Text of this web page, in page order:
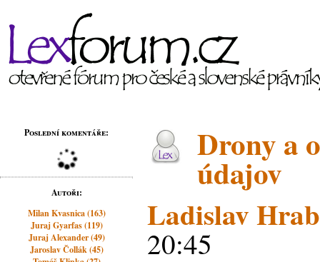
Poslední komentáře:
Autoři:
Milan Kvasnica (163)
Juraj Gyarfas (119)
Juraj Alexander (49)
Jaroslav Čollák (45)
Drony a
údajov
Ladislav
20:45